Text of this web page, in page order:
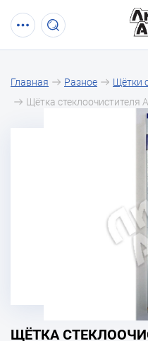
Главная Разное
Щётки
Щётка стеклоочистителя
ЩЁТКА